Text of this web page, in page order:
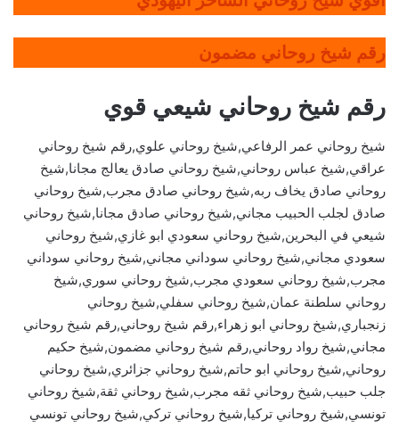
رقم شيخ روحاني مضمون
رقم شيخ روحاني شيعي قوي
شيخ روحاني عمر الرفاعي,شيخ روحاني علوي,رقم شيخ روحاني
عراقي,شيخ عباس روحاني,شيخ روحاني صادق يعالج مجانا,شيخ
روحاني صادق يخاف ربه,شيخ روحاني صادق مجرب,شيخ روحاني
صادق لجلب الحبيب مجاني,شيخ روحاني صادق مجانا,شيخ روحاني
شيعي في البحرين,شيخ روحاني سعودي ابو غازي,شيخ روحاني
سعودي مجاني,شيخ روحاني سوداني مجاني,شيخ روحاني سوداني
مجرب,شيخ روحاني سعودي مجرب,شيخ روحاني سوري,شيخ
روحاني سلطنة عمان,شيخ روحاني سفلي,شيخ روحاني
زنجباري,شيخ روحاني ابو زهراء,رقم شيخ روحاني,رقم شيخ روحاني
مجاني,شيخ رواد روحاني,رقم شيخ روحاني مضمون,شيخ حكيم
روحاني,شيخ روحاني ابو حاتم,شيخ روحاني جزائري,شيخ روحاني
جلب حبيب,شيخ روحاني ثقه مجرب,شيخ روحاني ثقة,شيخ روحاني
تونسي,شيخ روحاني تركيا,شيخ روحاني تركي,شيخ روحاني تونسي